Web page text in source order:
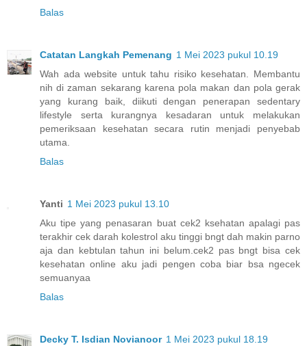
Balas
Catatan Langkah Pemenang 1 Mei 2023 pukul 10.19
Wah ada website untuk tahu risiko kesehatan. Membantu
nih di zaman sekarang karena pola makan dan pola gerak
yang kurang baik, diikuti dengan penerapan sedentary
lifestyle serta kurangnya kesadaran untuk melakukan
pemeriksaan kesehatan secara rutin menjadi penyebab
utama.
Balas
Yanti 1 Mei 2023 pukul 13.10
Aku tipe yang penasaran buat cek2 ksehatan apalagi pas
terakhir cek darah kolestrol aku tinggi bngt dah makin parno
aja dan kebtulan tahun ini belum.cek2 pas bngt bisa cek
kesehatan online aku jadi pengen coba biar bsa ngecek
semuanyaa
Balas
Decky T. Isdian Novianoor 1 Mei 2023 pukul 18.19